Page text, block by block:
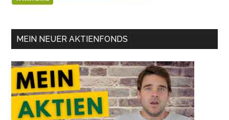
MEIN NEUER AKTIENFONDS